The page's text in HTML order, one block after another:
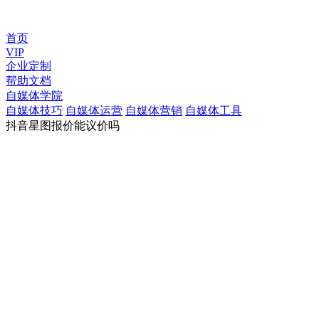
首页
VIP
企业定制
帮助文档
自媒体学院
自媒体技巧 自媒体运营 自媒体营销 自媒体工具
抖音星图报价能议价吗